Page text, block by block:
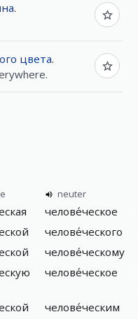
.
цвета.
neuter
челове́ческое
челове́ческого
челове́ческому
челове́ческое
челове́ческим